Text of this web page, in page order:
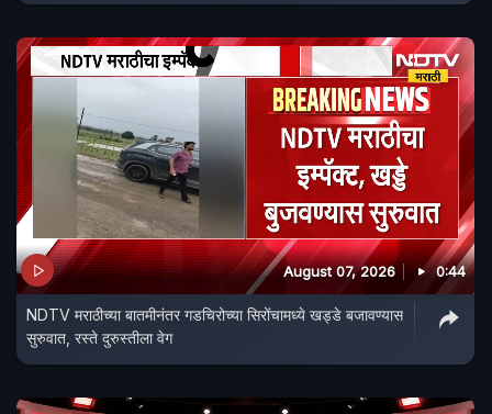
August 07, 2026 0:44
NDTV मराठीच्या बातमीनंतर गडचिरोच्या सिरोंचामध्ये खड्डे बजावण्यास
सुरुवात, रस्ते दुरुस्तीला वेग